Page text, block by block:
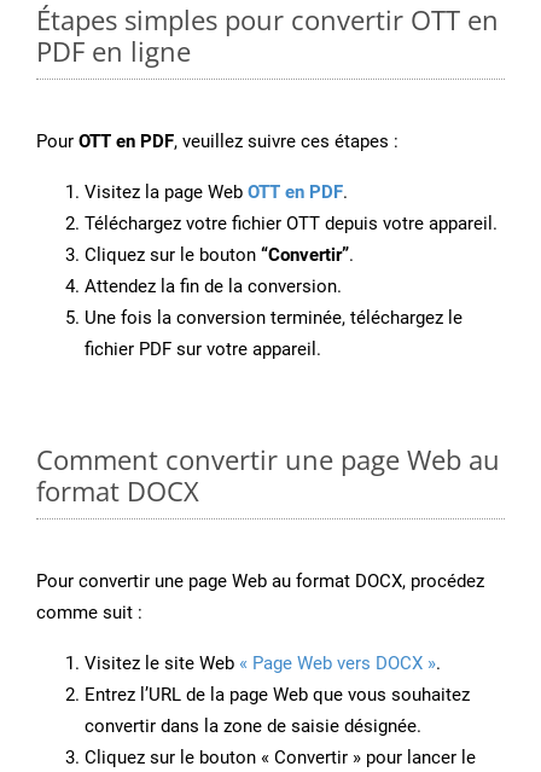
Étapes simples pour convertir OTT en
PDF en ligne
Pour OTT en PDF, veuillez suivre ces étapes :
Visitez la page Web OTT en PDF.
Téléchargez votre fichier OTT depuis votre appareil.
Cliquez sur le bouton “Convertir”.
Attendez la fin de la conversion.
Une fois la conversion terminée, téléchargez le
fichier PDF sur votre appareil.
Comment convertir une page Web au
format DOCX
Pour convertir une page Web au format DOCX, procédez
comme suit :
Visitez le site Web « Page Web vers DOCX ».
Entrez l’URL de la page Web que vous souhaitez
convertir dans la zone de saisie désignée.
Cliquez sur le bouton « Convertir » pour lancer le